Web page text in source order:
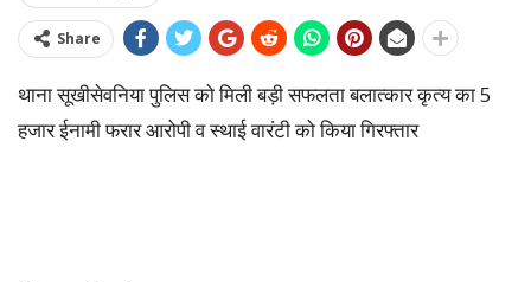
Share
थाना सूखीसेवनिया पुलिस को मिली बड़ी सफलता बलात्कार कृत्य का 5
हजार ईनामी फरार आरोपी व स्थाई वारंटी को किया गिरफ्तार